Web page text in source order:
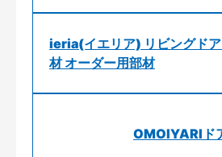
ieria(イエリア) リビングド
材 オーダー用部材
OMOIYARIド